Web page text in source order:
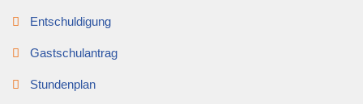
Entschuldigung
Gastschulantrag
Stundenplan